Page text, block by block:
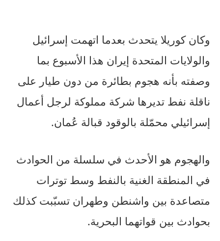
وكان كوريلا يتحدث بعدما اتهمت إسرائيل
والولايات المتحدة إيران هذا الأسبوع بما
وصفته بأنه هجوم بطائرة من دون طيار على
ناقلة نفط تديرها شركة مملوكة لرجل أعمال
إسرائيلي محمّلة بالوقود قبالة عُمان.
والهجوم هو الأحدث في سلسلة من الحوادث
في المنطقة الغنية بالنفط وسط توترات
متصاعدة بين واشنطن وطهران تسبّبت كذلك
بحوادث بين قواتهما البحرية.